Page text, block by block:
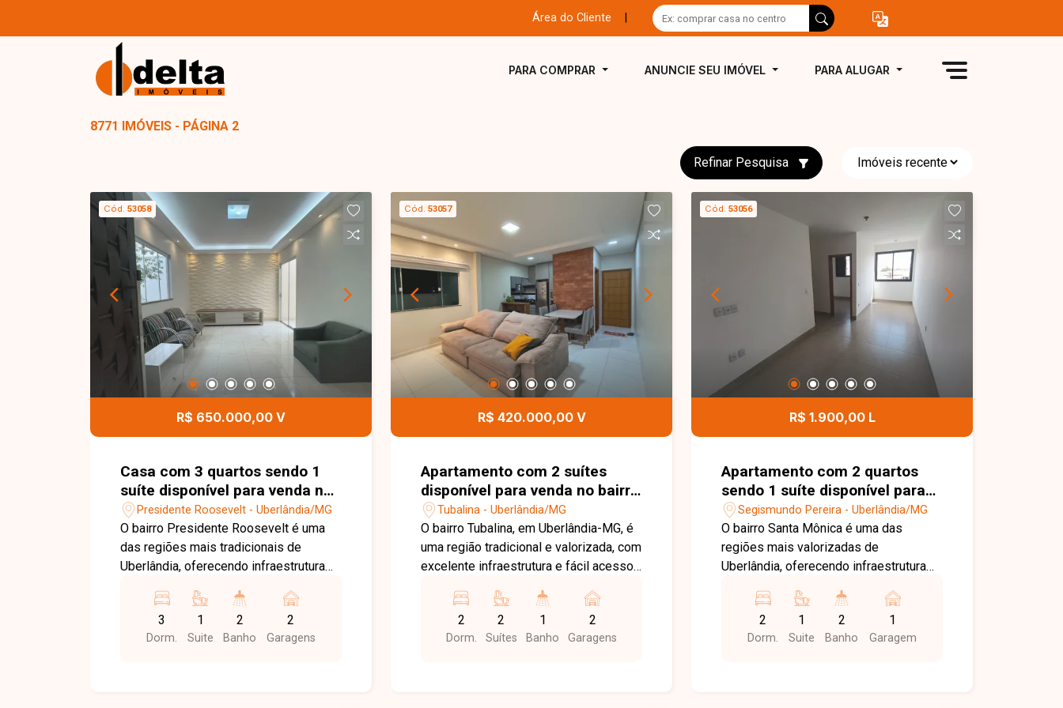
Área do Cliente
PARA COMPRAR ANUNCIE SEU IMÓVEL PARA ALUGAR
8771 IMÓVEIS - PÁGINA 2
Refinar Pesquisa
Cód. 53058
R$ 650.000,00 V
Casa com 3 quartos sendo 1
suíte disponível para venda no
bairro Presidente Roosevelt em
Uberlândia-MG
Presidente Roosevelt - Uberlândia/MG
O bairro Presidente Roosevelt é uma
das regiões mais tradicionais de
Uberlândia, oferecendo infraestrutura
fácil acesso às principais avenidas da
cidade, o bairro conta com
supermercados, escolas, farmácias,
3
Dorm.
1
Suite
2
Banho
2
Garagens
Cód. 53057
R$ 420.000,00 V
Apartamento com 2 suítes
disponível para venda no bairro
Tubalina em Uberlândia-MG
Tubalina - Uberlândia/MG
O bairro Tubalina, em Uberlândia-MG, é
uma região tradicional e valorizada, com
excelente infraestrutura e fácil acesso
supermercados, escolas, farmácias,
restaurantes e diversos comércios,
oferece praticidade, conforto e
2
Dorm.
2
Suítes
1
Banho
2
Garagens
Cód. 53056
R$ 1.900,00 L
Apartamento com 2 quartos
sendo 1 suíte disponível para
locação no bairro Santa
Mônica em Uberlândia-MG
Segismundo Pereira - Uberlândia/MG
O bairro Santa Mônica é uma das
regiões mais valorizadas de
Uberlândia, oferecendo infraestrutura
avenidas da cidade e proximidade com
supermercados, universidades,
escolas, farmácias, restaurantes,
2
Dorm.
1
Suite
2
Banho
1
Garagem